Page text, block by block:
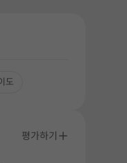
도
평가하기